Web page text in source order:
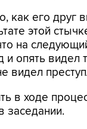
как его
этой
на
опять видел
видел
в ходе
заседании.